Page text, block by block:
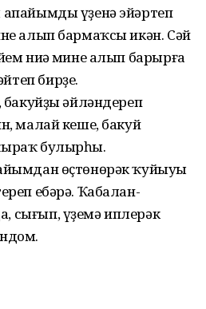
үҙенә эйәртеп
алып бармаҡсы икән. Сәй
ниңә мине алып барырға
бирҙе.
бакуйҙы әйләндереп
малай кеше, бакуй
булырһың.
өҫтөнөрәк ҡуйыуы
ебәрә. Ҡабалан-
сығып, үҙемә иплерәк